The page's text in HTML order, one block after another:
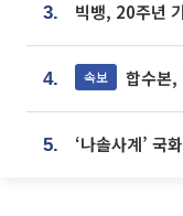
3.
4. 속보 합수본, '통
5.